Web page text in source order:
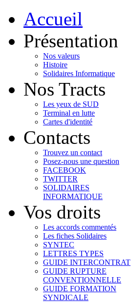
Accueil
Présentation
Nos valeurs
Histoire
Solidaires Informatique
Nos Tracts
Les yeux de SUD
Terminal en lutte
Cartes d'identité
Contacts
Trouvez un contact
Posez-nous une question
FACEBOOK
TWITTER
SOLIDAIRES
INFORMATIQUE
Vos droits
Les accords commentés
Les fiches Solidaires
SYNTEC
LETTRES TYPES
GUIDE INTERCONTRAT
GUIDE RUPTURE
CONVENTIONNELLE
GUIDE FORMATION
SYNDICALE